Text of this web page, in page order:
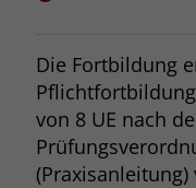
Die Fortbildung
von 8 UE nach
(Praxisanleitung)